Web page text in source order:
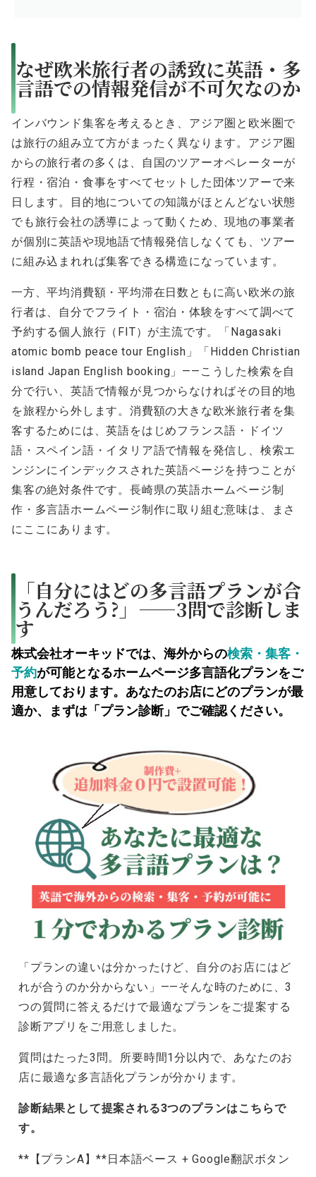
なぜ欧米旅行者の誘致に英語・多
言語での情報発信が不可欠なのか
インバウンド集客を考えるとき、アジア圏と欧米圏で
は旅行の組み立て方がまったく異なります。アジア圏
からの旅行者の多くは、自国のツアーオペレーターが
行程・宿泊・食事をすべてセットした団体ツアーで来
日します。目的地についての知識がほとんどない状態
でも旅行会社の誘導によって動くため、現地の事業者
が個別に英語や現地語で情報発信しなくても、ツアー
に組み込まれれば集客できる構造になっています。
一方、平均消費額・平均滞在日数ともに高い欧米の旅
行者は、自分でフライト・宿泊・体験をすべて調べて
予約する個人旅行（FIT）が主流です。「Nagasaki
atomic bomb peace tour English」「Hidden Christian
island Japan English booking」——こうした検索を自
分で行い、英語で情報が見つからなければその目的地
を旅程から外します。消費額の大きな欧米旅行者を集
客するためには、英語をはじめフランス語・ドイツ
語・スペイン語・イタリア語で情報を発信し、検索エ
ンジンにインデックスされた英語ページを持つことが
集客の絶対条件です。長崎県の英語ホームページ制
作・多言語ホームページ制作に取り組む意味は、まさ
にここにあります。
「自分にはどの多言語プランが合
うんだろう?」——3問で診断しま
す
株式会社オーキッドでは、海外からの検索・集客・
予約が可能となるホームページ多言語化プランをご
用意しております。あなたのお店にどのプランが最
適か、まずは「プラン診断」でご確認ください。
「プランの違いは分かったけど、自分のお店にはど
れが合うのか分からない」——そんな時のために、3
つの質問に答えるだけで最適なプランをご提案する
診断アプリをご用意しました。
質問はたった3問。所要時間1分以内で、あなたのお
店に最適な多言語化プランが分かります。
診断結果として提案される3つのプランはこちらで
す。
**【プランA】**日本語ベース + Google翻訳ボタン